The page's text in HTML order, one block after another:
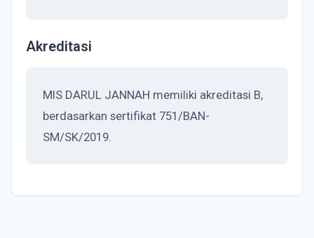
Akreditasi
MIS DARUL JANNAH memiliki akreditasi B,
berdasarkan sertifikat 751/BAN-
SM/SK/2019.